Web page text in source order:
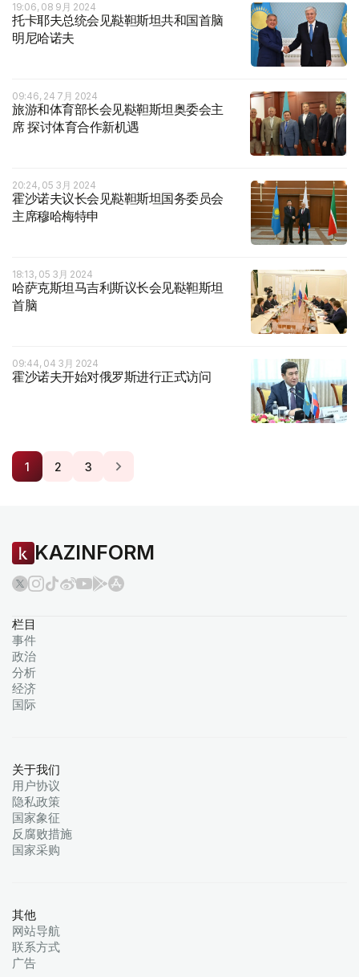
19:06, 08 9月 2024
托卡耶夫总统会见鞑靼斯坦共和国首脑
明尼哈诺夫
09:46, 24 7月 2024
旅游和体育部长会见鞑靼斯坦奥委会主
席 探讨体育合作新机遇
20:24, 05 3月 2024
霍沙诺夫议长会见鞑靼斯坦国务委员会
主席穆哈梅特申
18:13, 05 3月 2024
哈萨克斯坦马吉利斯议长会见鞑靼斯坦
首脑
09:44, 04 3月 2024
霍沙诺夫开始对俄罗斯进行正式访问
1 2 3
KAZINFORM
栏目
事件
政治
分析
经济
国际
关于我们
用户协议
隐私政策
国家象征
反腐败措施
国家采购
其他
网站导航
联系方式
广告